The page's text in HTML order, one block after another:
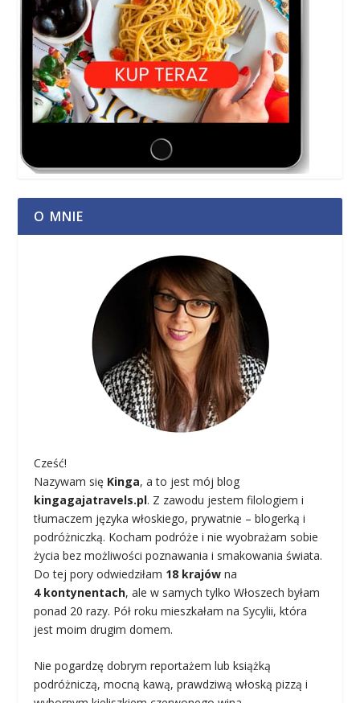
O MNIE
Cześć!
Nazywam się Kinga, a to jest mój blog
kingagajatravels.pl. Z zawodu jestem filologiem i
tłumaczem języka włoskiego, prywatnie – blogerką i
podróżniczką. Kocham podróże i nie wyobrażam sobie
życia bez możliwości poznawania i smakowania świata.
Do tej pory odwiedziłam 18 krajów na
4 kontynentach, ale w samych tylko Włoszech byłam
ponad 20 razy. Pół roku mieszkałam na Sycylii, która
jest moim drugim domem.
Nie pogardzę dobrym reportażem lub książką
podróżniczą, mocną kawą, prawdziwą włoską pizzą i